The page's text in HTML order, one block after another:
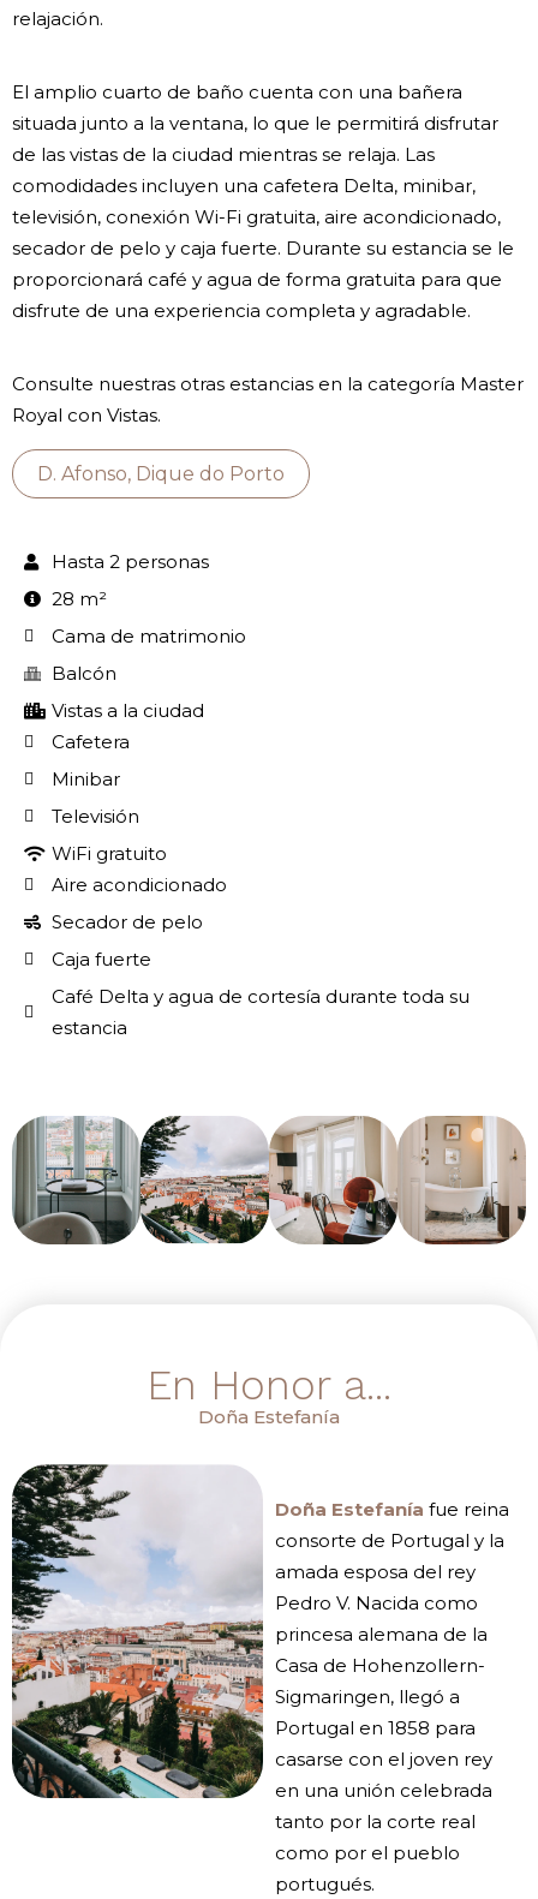
relajación.
El amplio cuarto de baño cuenta con una bañera
situada junto a la ventana, lo que le permitirá disfrutar
de las vistas de la ciudad mientras se relaja. Las
comodidades incluyen una cafetera Delta, minibar,
televisión, conexión Wi-Fi gratuita, aire acondicionado,
secador de pelo y caja fuerte. Durante su estancia se le
proporcionará café y agua de forma gratuita para que
disfrute de una experiencia completa y agradable.
Consulte nuestras otras estancias en la categoría Master
Royal con Vistas.
D. Afonso, Dique do Porto
Hasta 2 personas
28 m²
Cama de matrimonio
Balcón
Vistas a la ciudad
Cafetera
Minibar
Televisión
WiFi gratuito
Aire acondicionado
Secador de pelo
Caja fuerte
Café Delta y agua de cortesía durante toda su
estancia
En Honor a...
Doña Estefanía
Doña Estefanía fue reina
consorte de Portugal y la
amada esposa del rey
Pedro V. Nacida como
princesa alemana de la
Casa de Hohenzollern-
Sigmaringen, llegó a
Portugal en 1858 para
casarse con el joven rey
en una unión celebrada
tanto por la corte real
como por el pueblo
portugués.